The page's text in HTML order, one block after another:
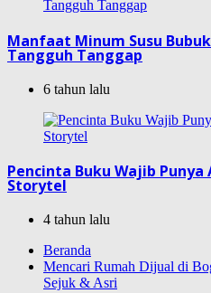
Manfaat Minum Susu
Tangguh Tanggap
6 tahun lalu
Pencinta Buku Wajib
Storytel
4 tahun lalu
Beranda
Mencari Rumah Dijual di
Sejuk & Asri